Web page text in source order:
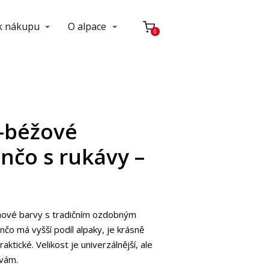
nákupu O alpace 0
s rukávy –
barvy s tradičním ozdobným
má vyšší podíl alpaky, je krásně
Velikost je univerzálnější, ale